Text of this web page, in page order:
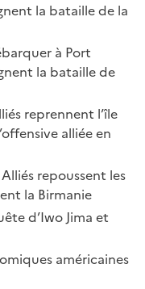
la bataille de la
à Port
la bataille de
reprennent l’île
alliée en
repoussent les
la Birmanie
d’Iwo Jima et
américaines